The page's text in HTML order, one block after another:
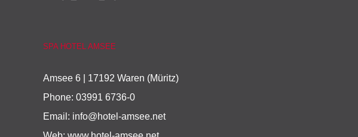
SPA HOTEL AMSEE
Amsee 6 | 17192 Waren (Müritz)
Phone: 03991 6736-0
Email: info@hotel-amsee.net